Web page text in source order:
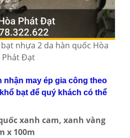
nhựa 2 da hàn quốc Hòa
Phát Đạt
nhận may ép gia công theo
bạt để quý khách có thể
xanh cam, xanh vàng
x 100m